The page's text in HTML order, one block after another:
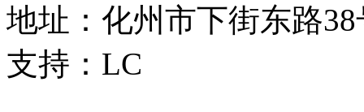
地址：化州市下街东路
支持：LC